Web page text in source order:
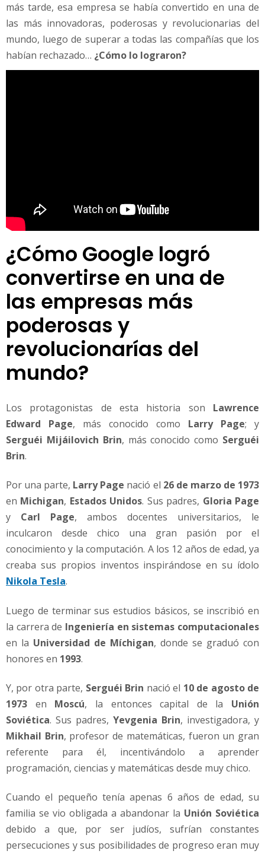
y
l
o
g
e
l
m
u
n
o
más tarde, esa empresa se había convertido en una de
las más innovadoras, poderosas y revolucionarias del
mundo, luego de superar a todas las compañías que los
habían rechazado… ¿Cómo lo lograron?
¿Cómo Google logró
convertirse en una de
las empresas más
poderosas y
revolucionarías del
mundo?
Los protagonistas de esta historia son Lawrence
Edward Page, más conocido como Larry Page; y
Serguéi Mijáilovich Brin, más conocido como Serguéi
Brin.
Por una parte, Larry Page nació el 26 de marzo de 1973
en Michigan, Estados Unidos. Sus padres, Gloria Page
y Carl Page, ambos docentes universitarios, le
inculcaron desde chico una gran pasión por el
conocimiento y la computación. A los 12 años de edad, ya
creaba sus propios inventos inspirándose en su ídolo
Nikola Tesla.
Luego de terminar sus estudios básicos, se inscribió en
la carrera de Ingeniería en sistemas computacionales
en la Universidad de Míchigan, donde se graduó con
honores en 1993.
Y, por otra parte, Serguéi Brin nació el 10 de agosto de
1973 en Moscú, la entonces capital de la Unión
Soviética. Sus padres, Yevgenia Brin, investigadora, y
Mikhail Brin, profesor de matemáticas, fueron un gran
referente para él, incentivándolo a aprender
programación, ciencias y matemáticas desde muy chico.
Cuando el pequeño tenía apenas 6 años de edad, su
familia se vio obligada a abandonar la Unión Soviética
debido a que, por ser judíos, sufrían constantes
persecuciones y sus posibilidades de progreso eran muy